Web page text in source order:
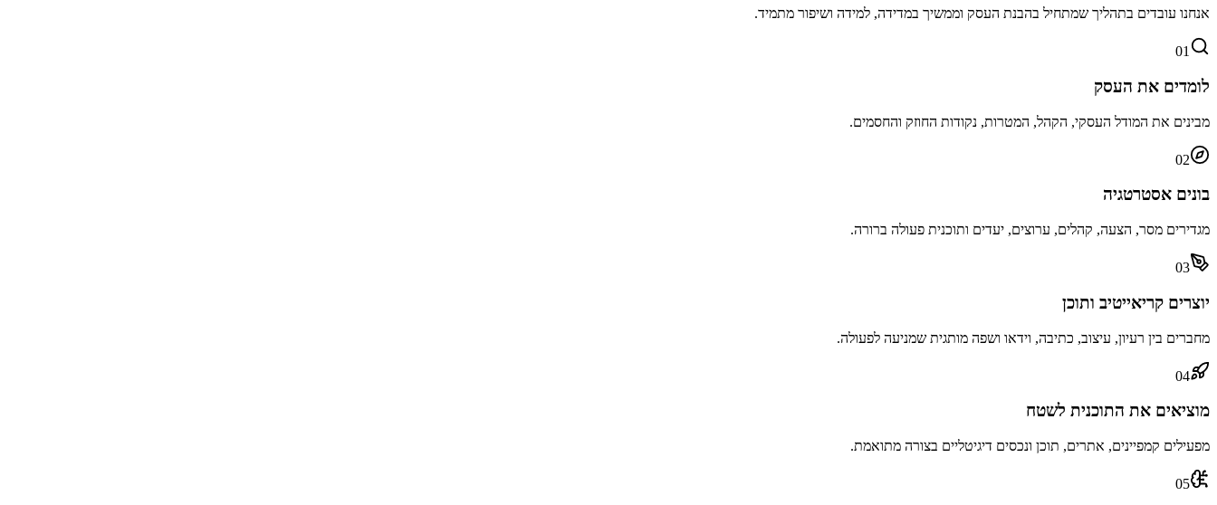
אנחנו עובדים בתהליך שמתחיל בהבנת העסק וממשיך במדידה, למידה ושיפור מתמיד.
01
לומדים את העסק
מבינים את המודל העסקי, הקהל, המטרות, נקודות החוזק והחסמים.
02
בונים אסטרטגיה
מגדירים מסר, הצעה, קהלים, ערוצים, יעדים ותוכנית פעולה ברורה.
03
יוצרים קריאייטיב ותוכן
מחברים בין רעיון, עיצוב, כתיבה, וידאו ושפה מותגית שמניעה לפעולה.
04
מוציאים את התוכנית לשטח
מפעילים קמפיינים, אתרים, תוכן ונכסים דיגיטליים בצורה מתואמת.
05